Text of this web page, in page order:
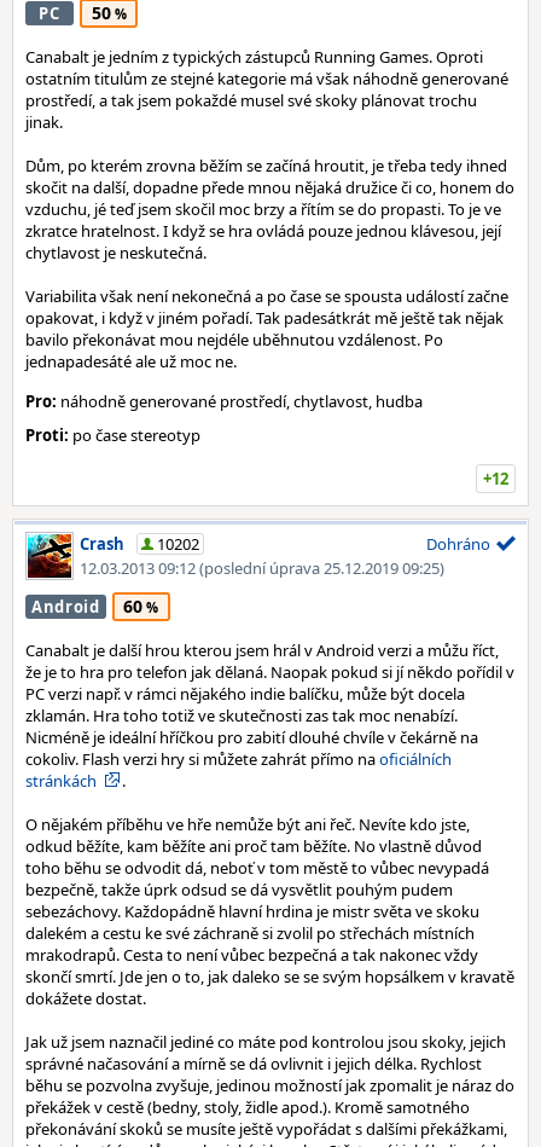
PC 50
Canabalt je jedním z typických zástupců Running Games. Oproti
ostatním titulům ze stejné kategorie má však náhodně generované
prostředí, a tak jsem pokaždé musel své skoky plánovat trochu
jinak.
Dům, po kterém zrovna běžím se začíná hroutit, je třeba tedy ihned
skočit na další, dopadne přede mnou nějaká družice či co, honem do
vzduchu, jé teď jsem skočil moc brzy a řítím se do propasti. To je ve
zkratce hratelnost. I když se hra ovládá pouze jednou klávesou, její
chytlavost je neskutečná.
Variabilita však není nekonečná a po čase se spousta událostí začne
opakovat, i když v jiném pořadí. Tak padesátkrát mě ještě tak nějak
bavilo překonávat mou nejdéle uběhnutou vzdálenost. Po
jednapadesáté ale už moc ne.
Pro: náhodně generované prostředí, chytlavost, hudba
Proti: po čase stereotyp
+12
Crash
10202
12.03.2013 09:12(poslední úprava 25.12.2019 09:25)
Dohráno
Android 60
Canabalt je další hrou kterou jsem hrál v Android verzi a můžu říct,
že je to hra pro telefon jak dělaná. Naopak pokud si jí někdo pořídil v
PC verzi např. v rámci nějakého indie balíčku, může být docela
zklamán. Hra toho totiž ve skutečnosti zas tak moc nenabízí.
Nicméně je ideální hříčkou pro zabití dlouhé chvíle v čekárně na
cokoliv. Flash verzi hry si můžete zahrát přímo naoficiálních
stránkách
.
O nějakém příběhu ve hře nemůže být ani řeč. Nevíte kdo jste,
odkud běžíte, kam běžíte ani proč tam běžíte. No vlastně důvod
toho běhu se odvodit dá, neboť v tom městě to vůbec nevypadá
bezpečně, takže úprk odsud se dá vysvětlit pouhým pudem
sebezáchovy. Každopádně hlavní hrdina je mistr světa ve skoku
dalekém a cestu ke své záchraně si zvolil po střechách místních
mrakodrapů. Cesta to není vůbec bezpečná a tak nakonec vždy
skončí smrtí. Jde jen o to, jak daleko se se svým hopsálkem v kravatě
dokážete dostat.
Jak už jsem naznačil jediné co máte pod kontrolou jsou skoky, jejich
správné načasování a mírně se dá ovlivnit i jejich délka. Rychlost
běhu se pozvolna zvyšuje, jedinou možností jak zpomalit je náraz do
překážek v cestě (bedny, stoly, židle apod.). Kromě samotného
překonávání skoků se musíte ještě vypořádat s dalšími překážkami,